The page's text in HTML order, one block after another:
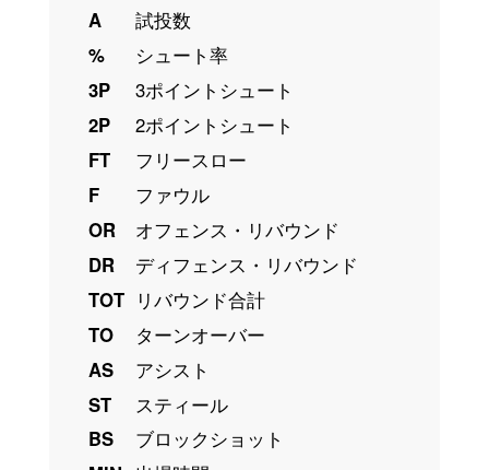
A
試投数
%
シュート率
3P
3ポイントシュート
2P
2ポイントシュート
FT
フリースロー
F
ファウル
OR
オフェンス・リバウンド
DR
ディフェンス・リバウンド
TOT リバウンド合計
TO
ターンオーバー
AS
アシスト
ST
スティール
BS
ブロックショット